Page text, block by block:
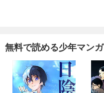
無料で読める少年マンガ